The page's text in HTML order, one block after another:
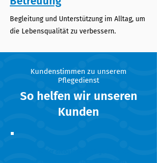
Begleitung und Unterstützung im Alltag, um
die Lebensqualität zu verbessern.
Kundenstimmen zu unserem
Pflegedienst
So helfen wir unseren
Kunden